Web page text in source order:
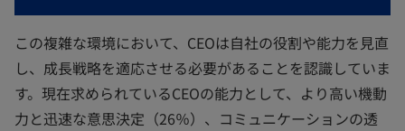
この複雑な環境において、CEOは自社の役割や能力を見直
し、成長戦略を適応させる必要があることを認識していま
す。現在求められているCEOの能力として、より高い機動
力と迅速な意思決定（26％）、コミュニケーションの透